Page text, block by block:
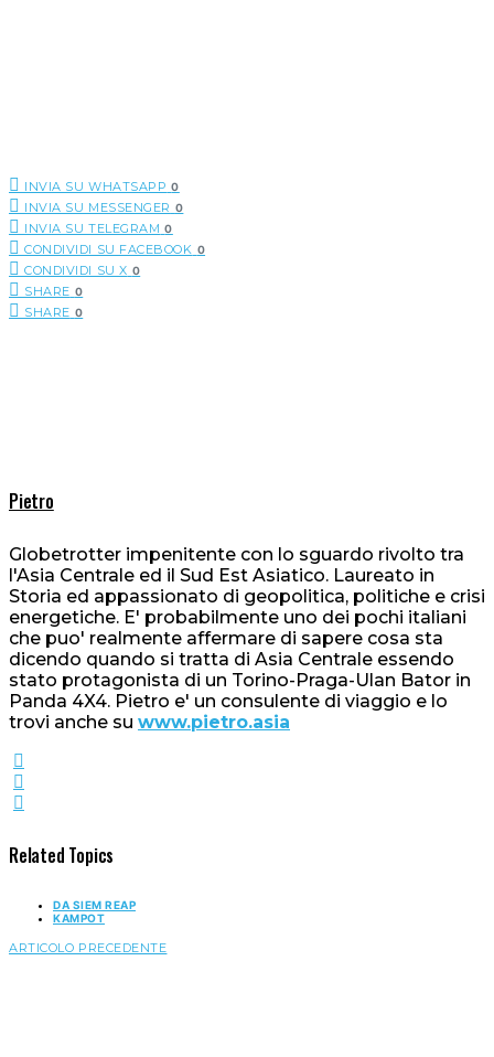
INVIA SU WHATSAPP 0
INVIA SU MESSENGER 0
INVIA SU TELEGRAM 0
CONDIVIDI SU FACEBOOK 0
CONDIVIDI SU X 0
SHARE 0
SHARE 0
Pietro
Globetrotter impenitente con lo sguardo rivolto tra
l'Asia Centrale ed il Sud Est Asiatico. Laureato in
Storia ed appassionato di geopolitica, politiche e crisi
energetiche. E' probabilmente uno dei pochi italiani
che puo' realmente affermare di sapere cosa sta
dicendo quando si tratta di Asia Centrale essendo
stato protagonista di un Torino-Praga-Ulan Bator in
Panda 4X4. Pietro e' un consulente di viaggio e lo
trovi anche su www.pietro.asia
Related Topics
DA SIEM REAP
KAMPOT
ARTICOLO PRECEDENTE